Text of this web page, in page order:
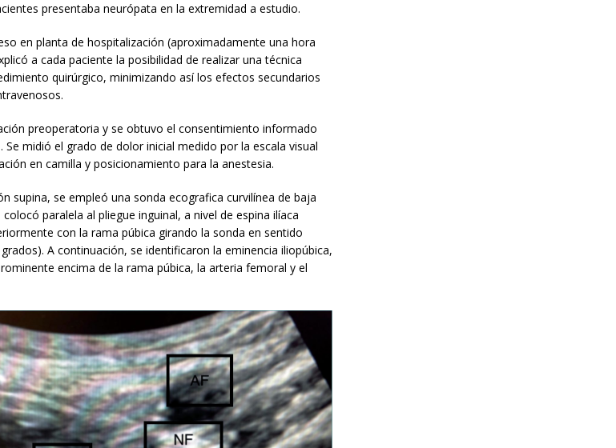
presentaba neurópata en la extremidad a estudio.
en planta de hospitalización (aproximadamente una hora
a cada paciente la posibilidad de realizar una técnica
quirúrgico, minimizando así los efectos secundarios
preoperatoria y se obtuvo el consentimiento informado
midió el grado de dolor inicial medido por la escala visual
en camilla y posicionamiento para la anestesia.
supina, se empleó una sonda ecografica curvilínea de baja
paralela al pliegue inguinal, a nivel de espina ilíaca
con la rama púbica girando la sonda en sentido
A continuación, se identificaron la eminencia iliopúbica,
encima de la rama púbica, la arteria femoral y el